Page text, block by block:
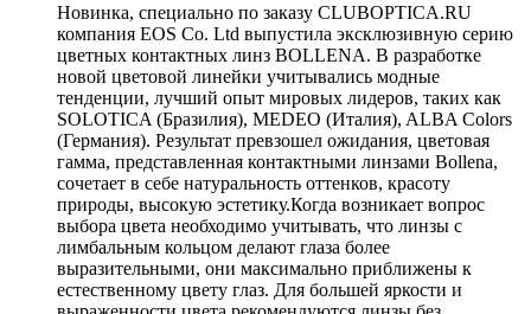
Новинка, специально по заказу CLUBOPTICA.RU
компания EOS Co. Ltd выпустила эксклюзивную серию
цветных контактных линз BOLLENA. В разработке
новой цветовой линейки учитывались модные
тенденции, лучший опыт мировых лидеров, таких как
SOLOTICA (Бразилия), MEDEO (Италия), ALBA Colors
(Германия). Результат превзошел ожидания, цветовая
гамма, представленная контактными линзами Bollena,
сочетает в себе натуральность оттенков, красоту
природы, высокую эстетику.Когда возникает вопрос
выбора цвета необходимо учитывать, что линзы с
лимбальным кольцом делают глаза более
выразительными, они максимально приближены к
естественному цвету глаз. Для большей яркости и